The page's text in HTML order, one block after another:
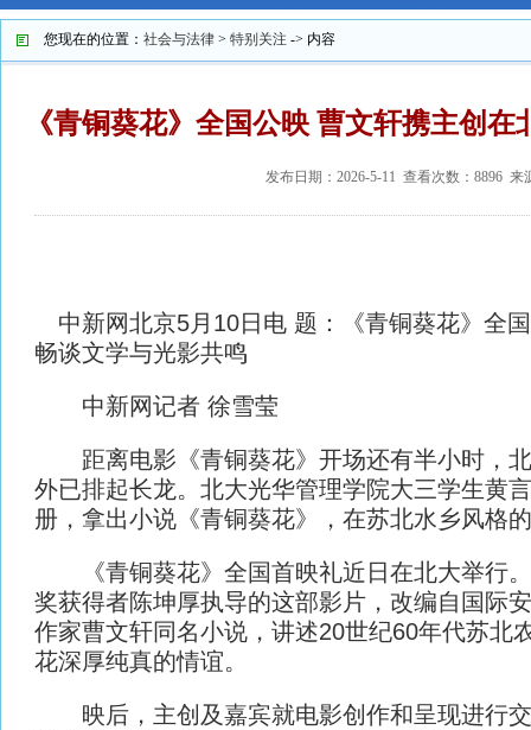
您现在的位置： 社会与法律 > 特别关注 -> 内容
《青铜葵花》全国公映 曹文轩携主创
发布日期：2026-5-11 查看次数：8896 来
中新网北京5月10日电 题：《青铜葵花》全
畅谈文学与光影共鸣
中新网记者 徐雪莹
距离电影《青铜葵花》开场还有半小时，北
外已排起长龙。北大光华管理学院大三学生黄
册，拿出小说《青铜葵花》，在苏北水乡风格
《青铜葵花》全国首映礼近日在北大举行。
奖获得者陈坤厚执导的这部影片，改编自国际
作家曹文轩同名小说，讲述20世纪60年代苏北
花深厚纯真的情谊。
映后，主创及嘉宾就电影创作和呈现进行交